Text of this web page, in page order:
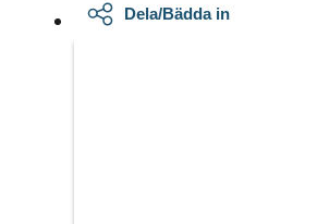
Dela/Bädda in